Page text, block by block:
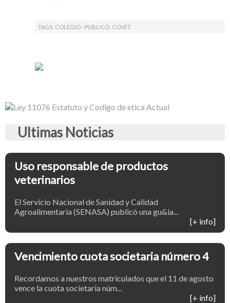
TAGS: COLEGIO - PUBLICÓ: COVET
Ultimas Noticias
Uso responsable de productos
veterinarios
El Servicio Nacional de Sanidad y Calidad
Agroalimentaria (SENASA) publicó una gu&ia...
[+ info]
Vencimiento cuota societaria número 4
Recordamos a nuestros matriculados que el 11 de agosto
vence la cuota societaria núm...
[+ info]